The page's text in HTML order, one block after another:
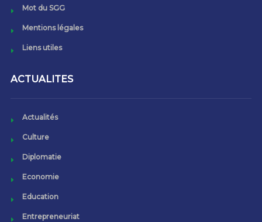
Mot du SGG
Mentions légales
Liens utiles
ACTUALITES
Actualités
Culture
Diplomatie
Economie
Education
Entrepreneuriat